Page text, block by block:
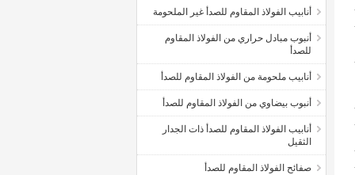
أنابيب الفولاذ المقاوم للصدأ غير الملحومة
أنبوب مبادل حراري من الفولاذ المقاوم
للصدأ
أنابيب ملحومة من الفولاذ المقاوم للصدأ
أنبوب بيضاوي من الفولاذ المقاوم للصدأ
أنابيب الفولاذ المقاوم للصدأ ذات الجدار
الثقيل
صفائح الفولاذ المقاوم للصدأ